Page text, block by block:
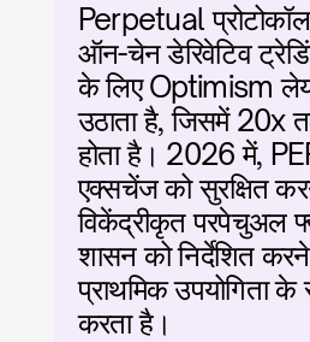
Perpetual
ऑन-चेन डेरिवेटिव
के लिए Optimism
उठाता है, जिसमें 20x
होता है। 2026 में,
एक्सचेंज को सुरक्षित
विकेंद्रीकृत परपेचुअल
शासन को निर्देशित
प्राथमिक उपयोगिता के
करता है।